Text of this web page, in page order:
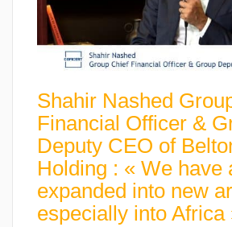
Shahir Nashed
Financial Officer &
Deputy CEO of
Holding : « We have
expanded into new
especially into Africa